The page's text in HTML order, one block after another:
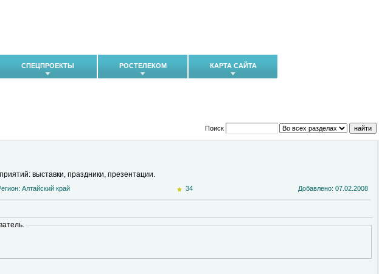
СПЕЦПРОЕКТЫ РОСТЕЛЕКОМ КАРТА САЙТА
Поиск
выставки, праздники, презентации.
Алтайский край 34 Добавлено: 07.02.2008